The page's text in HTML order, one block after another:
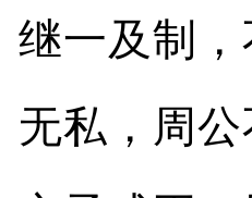
继一及制
无私，周